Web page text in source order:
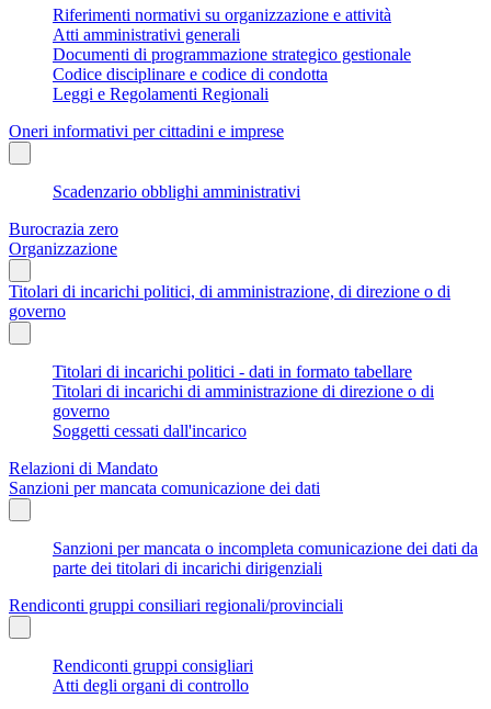
Riferimenti normativi su organizzazione e attività
Atti amministrativi generali
Documenti di programmazione strategico gestionale
Codice disciplinare e codice di condotta
Leggi e Regolamenti Regionali
Oneri informativi per cittadini e imprese
Scadenzario obblighi amministrativi
Burocrazia zero
Organizzazione
Titolari di incarichi politici, di amministrazione, di direzione o di
governo
Titolari di incarichi politici - dati in formato tabellare
Titolari di incarichi di amministrazione di direzione o di
governo
Soggetti cessati dall'incarico
Relazioni di Mandato
Sanzioni per mancata comunicazione dei dati
Sanzioni per mancata o incompleta comunicazione dei dati da
parte dei titolari di incarichi dirigenziali
Rendiconti gruppi consiliari regionali/provinciali
Rendiconti gruppi consigliari
Atti degli organi di controllo